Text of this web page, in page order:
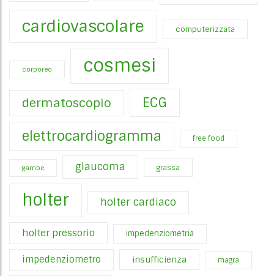
cardiovascolare computerizzata
corporeo cosmesi
dermatoscopio ECG
elettrocardiogramma free food
gambe glaucoma grassa
holter holter cardiaco
holter pressorio impedenziometria
impedenziometro insufficienza magra